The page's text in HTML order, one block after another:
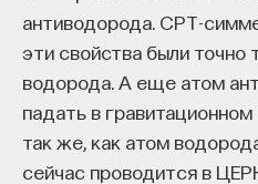
антиводорода. СРТ-
эти свойства были точно
водорода. А еще атом
падать в
так же, как атом
сейчас проводится в